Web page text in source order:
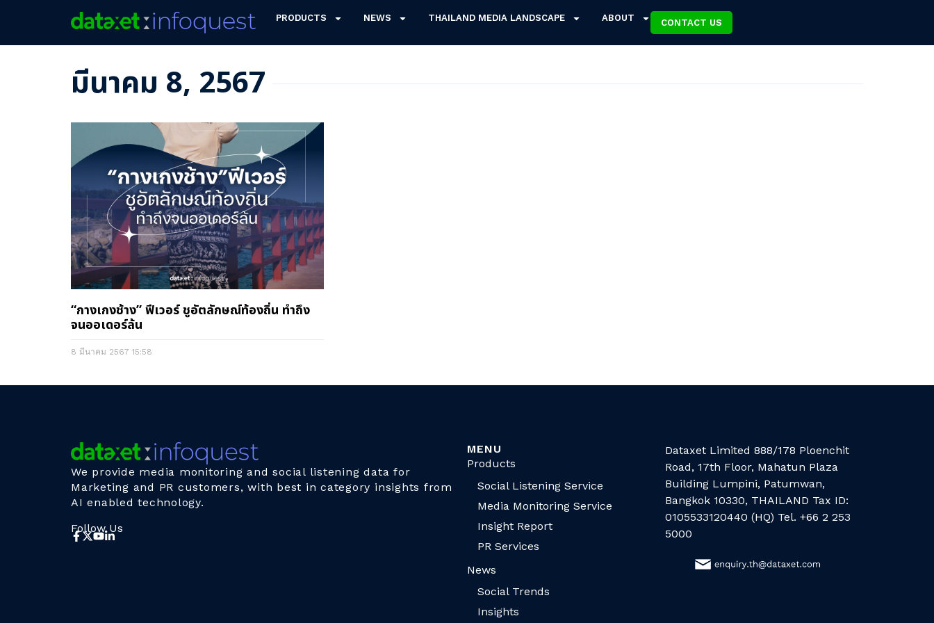
PRODUCTS NEWS THAILAND MEDIA LANDSCAPE ABOUT CONTACT US
มีนาคม 8, 2567
“กางเกงช้าง” ฟีเวอร์ ชูอัตลักษณ์ท้องถิ่น ทำถึง
จนออเดอร์ล้น
8 มีนาคม 2567 15:58
We provide media monitoring and social listening data for
Marketing and PR customers, with best in category insights from
AI enabled technology.
Follow Us
MENU
Products
Social Listening Service
Media Monitoring Service
Insight Report
PR Services
News
Social Trends
Insights
Dataxet Limited 888/178 Ploenchit
Road, 17th Floor, Mahatun Plaza
Building Lumpini, Patumwan,
Bangkok 10330, THAILAND Tax ID:
0105533120440 (HQ) Tel. +66 2 253
5000